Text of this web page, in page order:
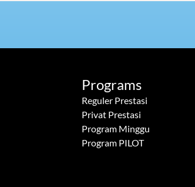
Programs
Reguler Prestasi
Privat Prestasi
Program Minggu
Program PILOT